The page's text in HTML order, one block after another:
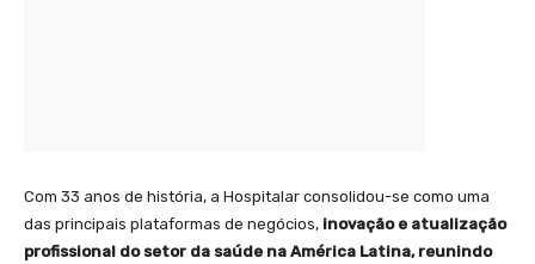
Com 33 anos de história, a Hospitalar consolidou-se como uma
das principais plataformas de negócios, inovação e atualização
profissional do setor da saúde na América Latina, reunindo